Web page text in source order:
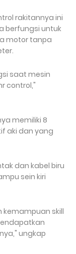
rakitannya ini
berfungsi untuk
motor tanpa
saat mesin
control,"
memiliki 8
aki dan yang
dan kabel biru
sein kiri
kemampuan skill
ungkap